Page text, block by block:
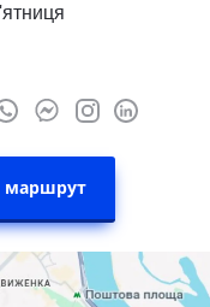
маршрут